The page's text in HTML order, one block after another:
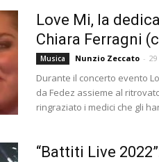
Love Mi, la
Chiara Ferragni
Musica Nunzio Zeccato -
Durante il concerto evento
da Fedez assieme al
ringraziato i medici che gli
“Battiti Live